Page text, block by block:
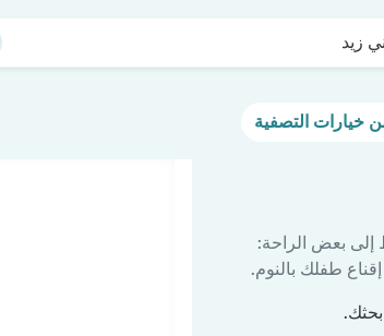
زيد
إلى بعض الراحة:
طفلك بالنوم.